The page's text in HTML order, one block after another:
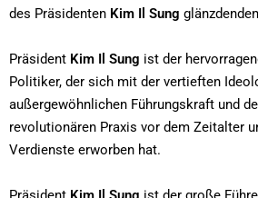
des Präsidenten Kim Il Sung
Präsident Kim Il Sung ist der
Politiker, der sich mit der vertieften
außergewöhnlichen Führungskraft und
revolutionären Praxis vor dem Zeitalter
Verdienste erworben hat.